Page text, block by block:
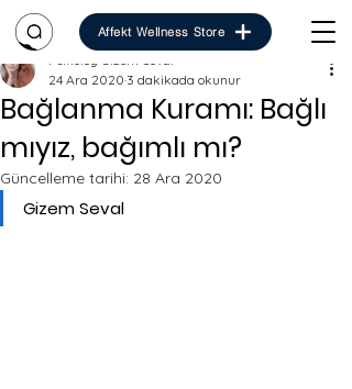
Affekt Wellness Store
Bağlanma Kuramı: Bağlı
mıyız, bağımlı mı?
Psikolog Gizem Seval
24 Ara 2020 3 dakikada okunur
Güncelleme tarihi: 28 Ara 2020
Gizem Seval